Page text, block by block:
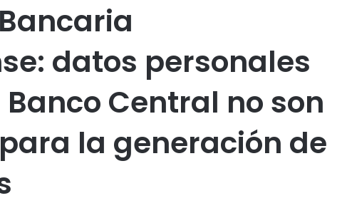
datos personales
Central no son
la generación de